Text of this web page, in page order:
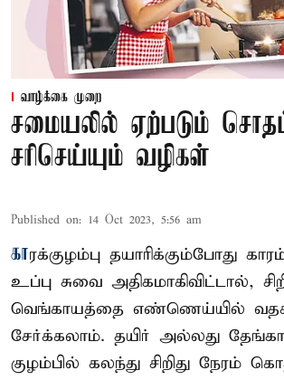
வாழ்க்கை முறை
சமையலில் ஏற்படும்
சரிசெய்யும் வழிகள்
Published on: 14 Oct 2023, 5:56 am
காரக்குழம்பு தயாரிக்கும்போது
உப்பு சுவை அதிகமாகிவிட்டால்,
வெங்காயத்தை எண்ணெய்யில்
சேர்க்கலாம். தயிர் அல்லது
குழம்பில் கலந்து சிறிது நேரம்